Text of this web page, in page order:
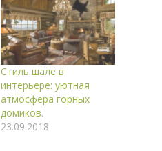
Стиль шале в
интерьере: уютная
атмосфера горных
домиков.
23.09.2018